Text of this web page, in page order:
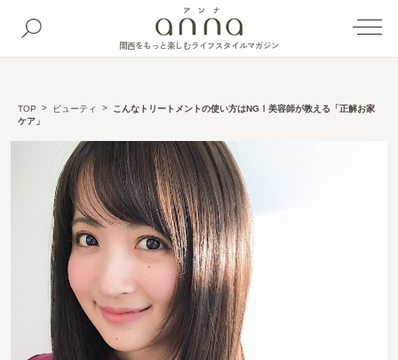
関西をもっと楽しむライフスタイルマガジン
TOP ビューティ
こんなトリートメントの使い方はNG！美容師が教える「正解お家
ケア」